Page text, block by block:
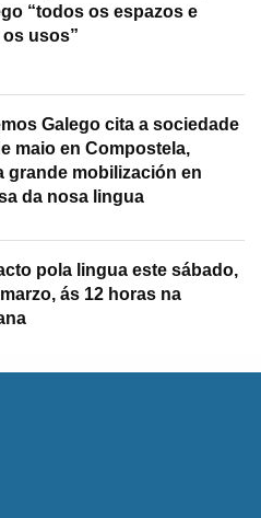
“todos os espazos e
usos”
Galego cita a sociedade
maio en Compostela,
grande mobilización en
da nosa lingua
pola lingua este sábado,
ás 12 horas na